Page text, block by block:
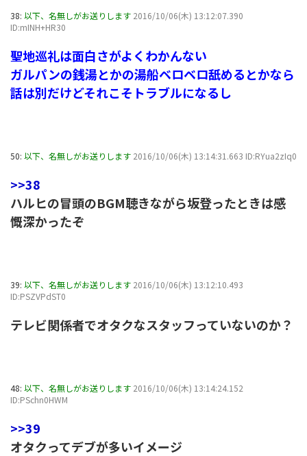
38: 以下、名無しがお送りします 2016/10/06(木) 13:12:07.390
ID:mINH+HR30
聖地巡礼は面白さがよくわかんない
ガルパンの銭湯とかの湯船ベロベロ舐めるとかなら
話は別だけどそれこそトラブルになるし
50: 以下、名無しがお送りします 2016/10/06(木) 13:14:31.663 ID:RYua2zIq0
>>38
ハルヒの冒頭のBGM聴きながら坂登ったときは感
慨深かったぞ
39: 以下、名無しがお送りします 2016/10/06(木) 13:12:10.493
ID:PSZVPdST0
テレビ関係者でオタクなスタッフっていないのか？
48: 以下、名無しがお送りします 2016/10/06(木) 13:14:24.152
ID:PSchn0HWM
>>39
オタクってデブが多いイメージ